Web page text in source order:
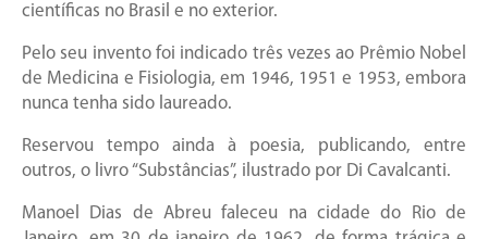
científicas no Brasil e no exterior.
Pelo seu invento foi indicado três vezes ao Prêmio Nobel
de Medicina e Fisiologia, em 1946, 1951 e 1953, embora
nunca tenha sido laureado.
Reservou tempo ainda à poesia, publicando, entre
outros, o livro “Substâncias”, ilustrado por Di Cavalcanti.
Manoel Dias de Abreu faleceu na cidade do Rio de